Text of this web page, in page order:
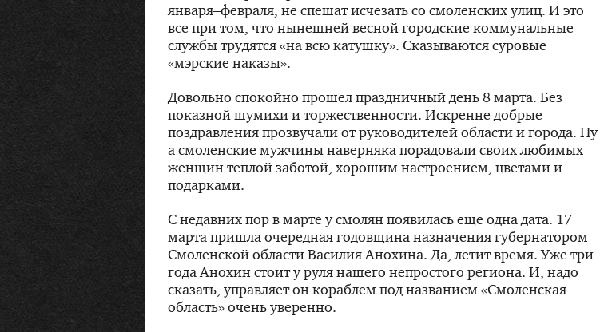
января–февраля, не спешат исчезать со смоленских улиц. И это
все при том, что нынешней весной городские коммунальные
службы трудятся «на всю катушку». Сказываются суровые
«мэрские наказы».
Довольно спокойно прошел праздничный день 8 марта. Без
показной шумихи и торжественности. Искренне добрые
поздравления прозвучали от руководителей области и города. Ну
а смоленские мужчины наверняка порадовали своих любимых
женщин теплой заботой, хорошим настроением, цветами и
подарками.
С недавних пор в марте у смолян появилась еще одна дата. 17
марта пришла очередная годовщина назначения губернатором
Смоленской области Василия Анохина. Да, летит время. Уже три
года Анохин стоит у руля нашего непростого региона. И, надо
сказать, управляет он кораблем под названием «Смоленская
область» очень уверенно.